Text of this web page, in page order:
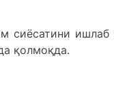
сиёсатини
қолмоқда.